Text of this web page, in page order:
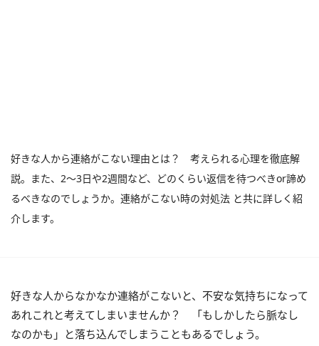
好きな人から連絡がこない理由とは？ 考えられる心理を徹底解
説。また、2～3日や2週間など、どのくらい返信を待つべきor諦め
るべきなのでしょうか。連絡がこない時の対処法 と共に詳しく紹
介します。
好きな人からなかなか連絡がこないと、不安な気持ちになって
あれこれと考えてしまいませんか？ 「もしかしたら脈なし
なのかも」と落ち込んでしまうこともあるでしょう。